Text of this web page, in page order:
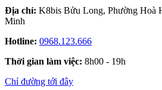
Địa chỉ: K8bis Bửu Long, Phường Hoà
Minh
Hotline: 0968.123.666
Thời gian làm việc: 8h00 - 19h
Chỉ đường tới đây